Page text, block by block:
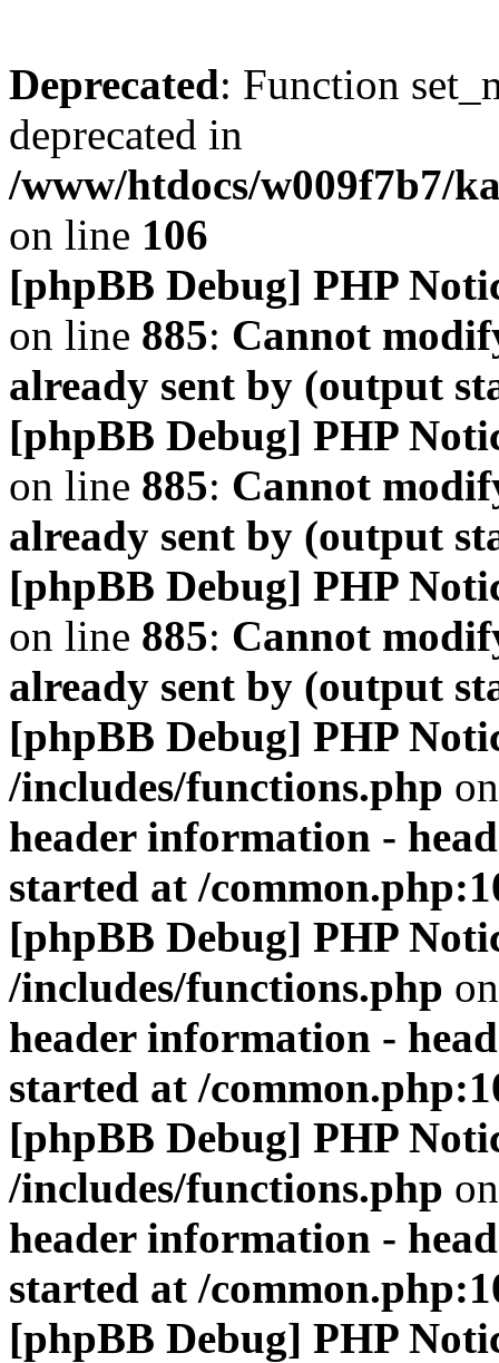
Deprecated: Function
deprecated in
/www/htdocs/w009f7b7/
on line 106
[phpBB Debug] PHP
on line 885: Cannot
already sent by (output
[phpBB Debug] PHP
on line 885: Cannot
already sent by (output
[phpBB Debug] PHP
on line 885: Cannot
already sent by (output
[phpBB Debug] PHP
/includes/functions.php
header information -
started at /
[phpBB Debug] PHP
/includes/functions.php
header information -
started at /
[phpBB Debug] PHP
/includes/functions.php
header information -
started at /
[phpBB Debug] PHP